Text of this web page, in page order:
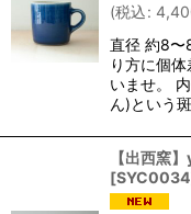
(税込:
直径 約8
り方に個
いませ。
ん)という
【出西窯
[SYC0034